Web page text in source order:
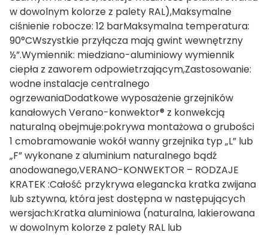
w dowolnym kolorze z palety RAL),Maksymalne
ciśnienie robocze: 12 barMaksymalna temperatura:
90°CWszystkie przyłącza mają gwint wewnętrzny
½”.Wymiennik: miedziano-aluminiowy wymiennik
ciepła z zaworem odpowietrzającym,Zastosowanie:
wodne instalacje centralnego
ogrzewaniaDodatkowe wyposażenie grzejników
kanałowych Verano-konwektor® z konwekcją
naturalną obejmuje:pokrywa montażowa o grubości
1 cmobramowanie wokół wanny grzejnika typ „L” lub
„F” wykonane z aluminium naturalnego bądź
anodowanego,VERANO-KONWEKTOR – RODZAJE
KRATEK :Całość przykrywa elegancka kratka zwijana
lub sztywna, która jest dostępna w następujących
wersjach:Kratka aluminiowa (naturalna, lakierowana
w dowolnym kolorze z palety RAL lub